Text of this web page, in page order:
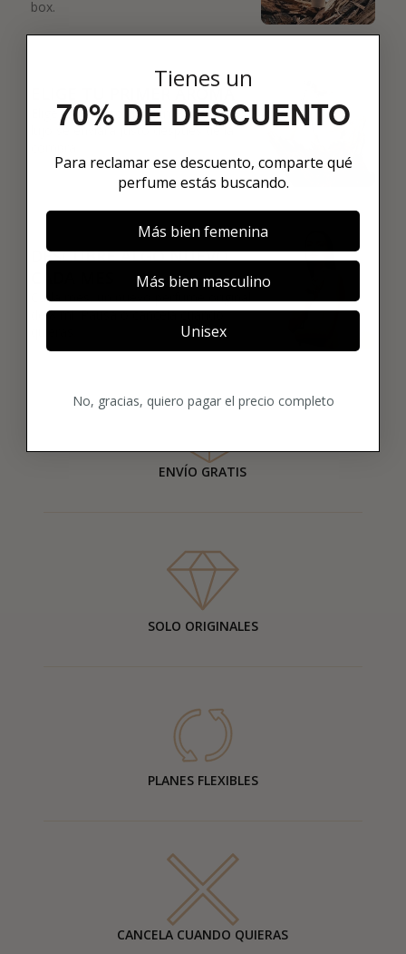
box.
02
ELIGE TU PRIMER AROMA
Elige tu favorito. Tu primer perfume de
lujo se enviará justo después de la
03
DESCUBRE ALGO NUEVO
Cada mes, un nuevo perfume original
de 8 ml. Pausa o cancela cuando
ENVÍO GRATIS
SOLO ORIGINALES
PLANES FLEXIBLES
CANCELA CUANDO QUIERAS
Tienes un
70% DE DESCUENTO
Para reclamar ese descuento, comparte qué
perfume estás buscando.
Más bien femenina
Más bien masculino
Unisex
No, gracias, quiero pagar el precio completo